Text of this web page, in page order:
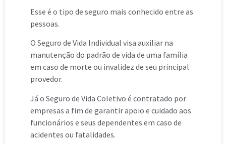
Esse é o tipo de seguro mais conhecido entre as
pessoas.
O Seguro de Vida Individual visa auxiliar na
manutenção do padrão de vida de uma família
em caso de morte ou invalidez de seu principal
provedor.
Já o Seguro de Vida Coletivo é contratado por
empresas a fim de garantir apoio e cuidado aos
funcionários e seus dependentes em caso de
acidentes ou fatalidades.